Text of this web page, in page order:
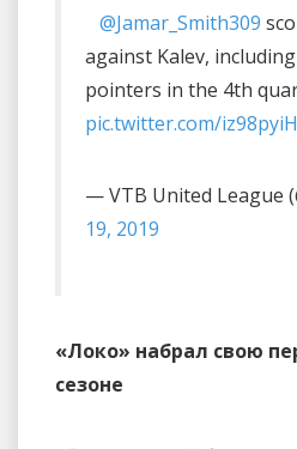
@Jamar_Smith309
against Kalev,
pointers in the 4th
pic.twitter.com/
— VTB United League
19, 2019
«Локо» набрал свою
сезоне